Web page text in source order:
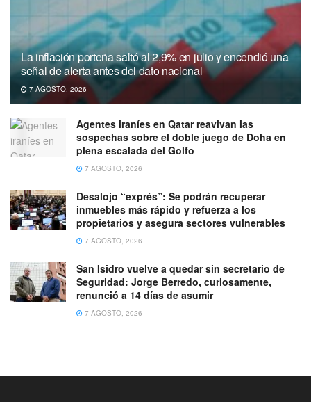
La inflación porteña saltó al 2,9% en julio y encendió una
señal de alerta antes del dato nacional
7 AGOSTO, 2026
Agentes iraníes en Qatar reavivan las
sospechas sobre el doble juego de Doha en
plena escalada del Golfo
7 AGOSTO, 2026
Desalojo “exprés”: Se podrán recuperar
inmuebles más rápido y refuerza a los
propietarios y asegura sectores vulnerables
7 AGOSTO, 2026
San Isidro vuelve a quedar sin secretario de
Seguridad: Jorge Berredo, curiosamente,
renunció a 14 días de asumir
7 AGOSTO, 2026